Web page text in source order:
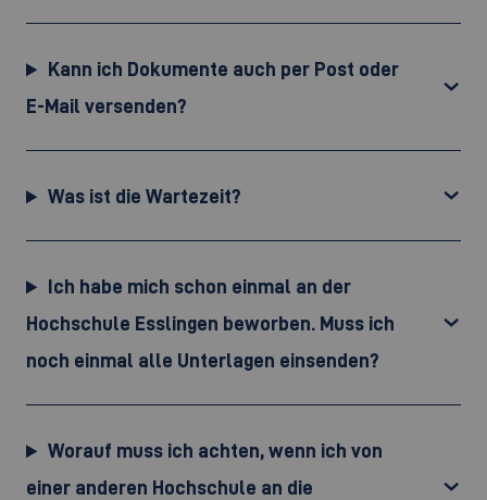
Kann ich Dokumente auch per Post oder
E-Mail versenden?
Was ist die Wartezeit?
Ich habe mich schon einmal an der
Hochschule Esslingen beworben. Muss ich
noch einmal alle Unterlagen einsenden?
Worauf muss ich achten, wenn ich von
einer anderen Hochschule an die